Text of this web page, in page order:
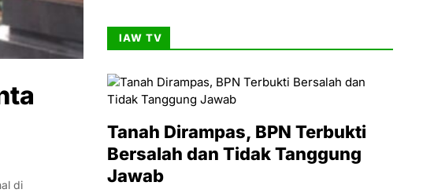
di
IAW TV
Tanah Dirampas, BPN Terbukti
Bersalah dan Tidak Tanggung
Jawab